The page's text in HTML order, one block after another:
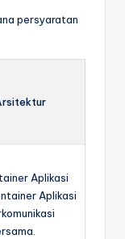
persyaratan
Aplikasi
Aplikasi